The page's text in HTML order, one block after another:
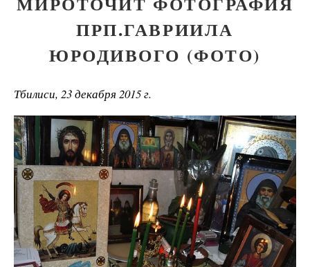
ПРП.ГАВРИИЛА
ЮРОДИВОГО (ФОТО)
Тбилиси, 23 декабря 2015 г.